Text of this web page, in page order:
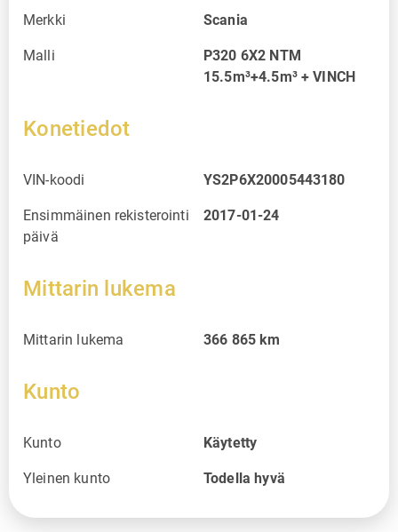
Merkki Scania
Malli
P320 6X2 NTM
15.5m³+4.5m³ + VINCH
Konetiedot
VIN-koodi YS2P6X20005443180
Ensimmäinen rekisterointi
päivä
2017-01-24
Mittarin lukema
Mittarin lukema 366 865 km
Kunto
Kunto Käytetty
Yleinen kunto Todella hyvä